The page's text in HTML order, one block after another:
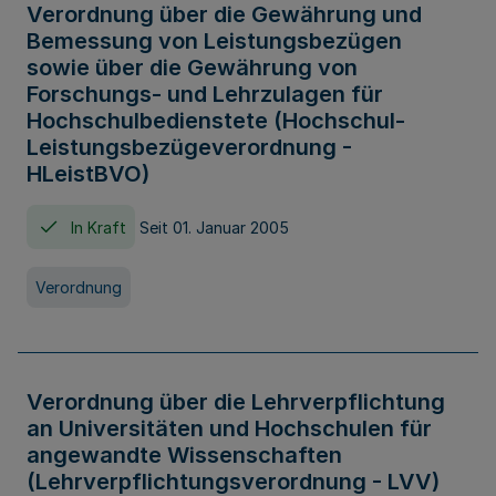
Verordnung über die Gewährung und
Bemessung von Leistungsbezügen
sowie über die Gewährung von
Forschungs- und Lehrzulagen für
Hochschulbedienstete (Hochschul-
Leistungsbezügeverordnung -
HLeistBVO)
In Kraft Seit 01. Januar 2005
Verordnung
Verordnung über die Lehrverpflichtung
an Universitäten und Hochschulen für
angewandte Wissenschaften
(Lehrverpflichtungsverordnung - LVV)